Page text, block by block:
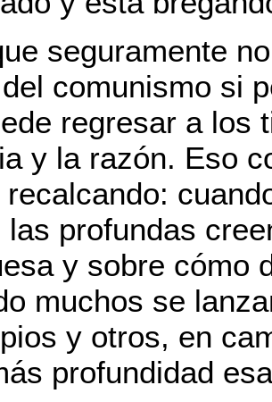
seguramente
comunismo si
regresar a los
y la razón. Eso
recalcando:
las profundas
y sobre cómo
muchos se
y otros, en
profundidad